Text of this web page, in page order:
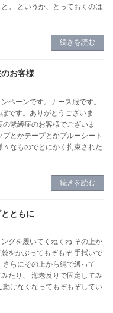
。 というか、とっておくのは
続きを読む
お客様
ペーンです。ナース服です。
です。ありがとうございま
の緊縛症のお客様でございま
プとかテープとかブルーシート
々なものでとにかく拘束された
続きを読む
ともに
グを履いてくねくね その上か
をかぶってもぞもぞ 手拭いで
さらにその上から縄で縛って
たり、 海老反りで固定してみ
動けなくなってもぞもぞしてい